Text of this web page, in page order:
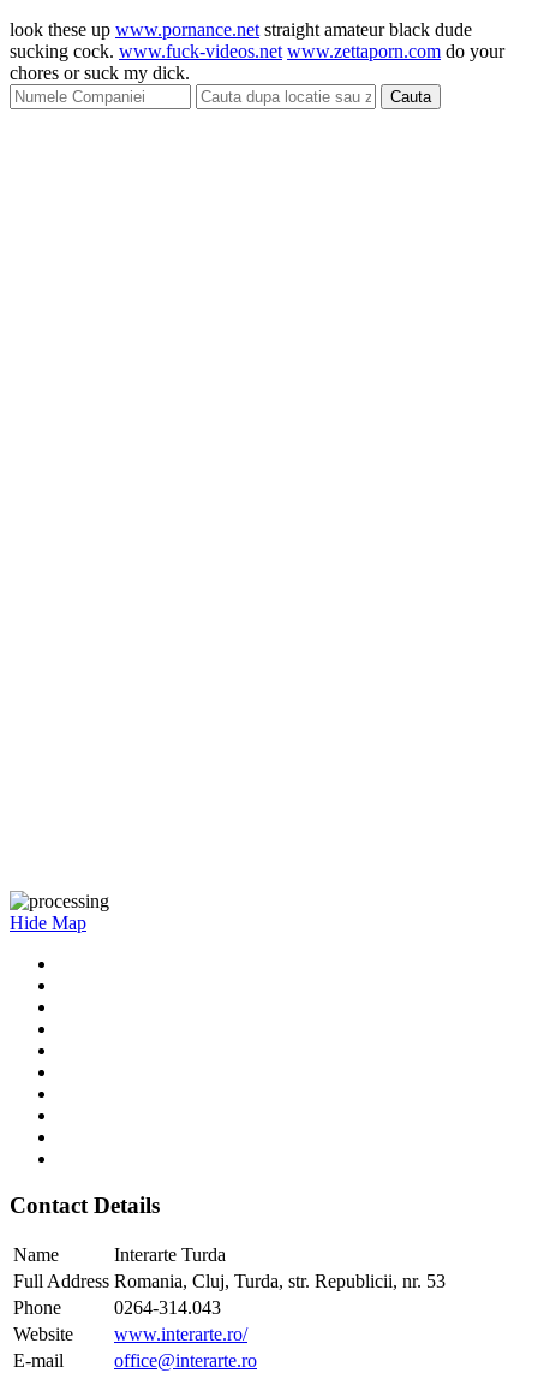
look these up www.pornance.net straight amateur black dude
sucking cock. www.fuck-videos.net www.zettaporn.com do your
chores or suck my dick.
Hide Map
Contact Details
Name
Interarte Turda
Full Address Romania, Cluj, Turda, str. Republicii, nr. 53
Phone
0264-314.043
Website
www.interarte.ro/
E-mail
office@interarte.ro